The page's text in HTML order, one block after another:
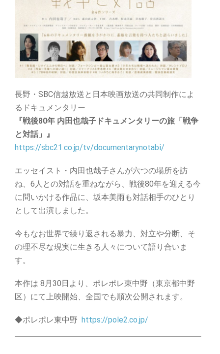
長野・SBC信越放送と日本映画放送の共同制作によ
るドキュメンタリー
『戦後80年 内田也哉子ドキュメンタリーの旅「戦争
と対話」』
https://sbc21.co.jp/tv/documentarynotabi/
エッセイスト・内田也哉子さんが六つの場所を訪
ね、6人との対話を重ねながら、戦後80年を迎える今
に問いかける作品に、坂本美雨も対話相手のひとり
として出演しました。
今もなお世界で繰り返される暴力、対立や分断、そ
の理不尽な現実に生きる人々について語り合いま
す。
本作は 8月30日より、ポレポレ東中野（東京都中野
区）にて上映開始、全国でも順次公開されます。
◆ポレポレ東中野 https://pole2.co.jp/